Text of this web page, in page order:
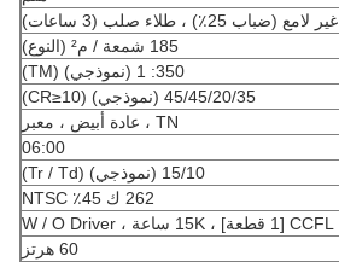
غير لامع (ضباب 25٪) ، طلاء صلب (3 ساعات)
185 شمعة / م² (النوع)
350: 1 (نموذجي) (TM)
45/45/20/35 (نموذجي) (CR≥10)
TN ، عادة أبيض ، معبر
06:00
15/10 (نموذجي) (Tr / Td)
262 ك 45٪ NTSC
CCFL [1 قطعة] ، 15K ساعة ، W / O Driver
60 هرتز